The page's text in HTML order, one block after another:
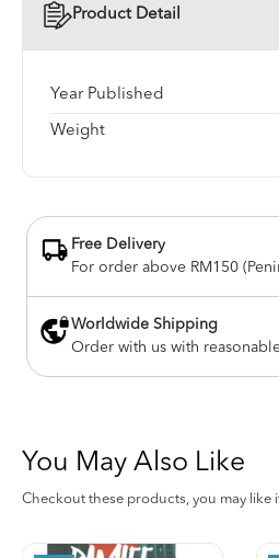
Product Detail
Year Published
Weight
Free Delivery
For order above RM150
Worldwide Shipping
Order with us with
You May Also Like
Checkout these products, you may like